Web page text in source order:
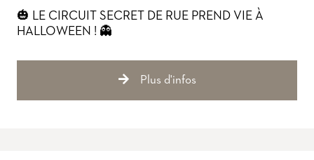
🎃 LE CIRCUIT SECRET DE RUE PREND VIE À
HALLOWEEN ! 👻
Plus d'infos